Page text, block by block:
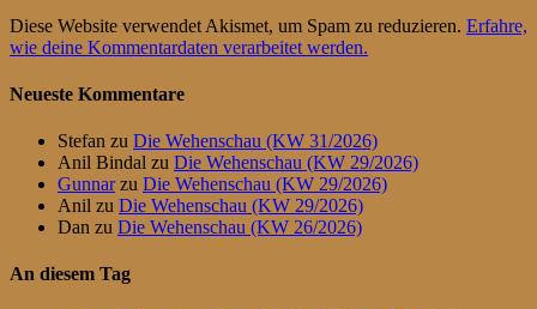
Diese Website verwendet Akismet, um Spam zu reduzieren. Erfahre,
wie deine Kommentardaten verarbeitet werden.
Neueste Kommentare
Stefan zu Die Wehenschau (KW 31/2026)
Anil Bindal zu Die Wehenschau (KW 29/2026)
Gunnarzu Die Wehenschau (KW 29/2026)
Anil zu Die Wehenschau (KW 29/2026)
Dan zu Die Wehenschau (KW 26/2026)
An diesem Tag